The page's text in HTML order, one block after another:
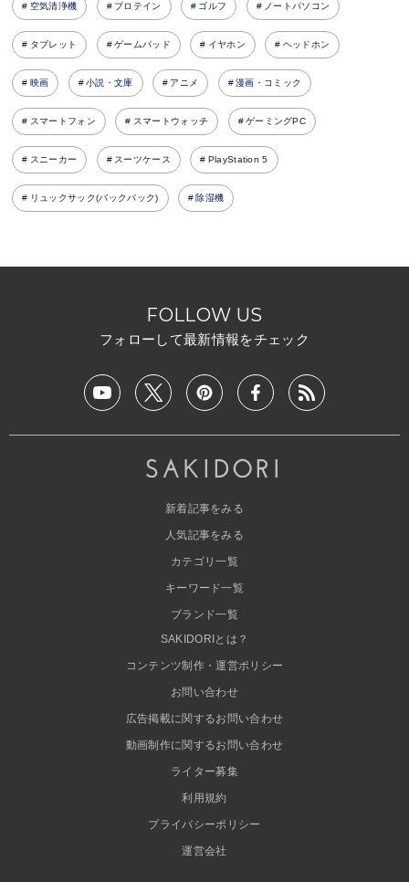
空気清浄機 プロテイン ゴルフ ノートパソコン
タブレット ゲームパッド イヤホン ヘッドホン
映画 小説・文庫 アニメ 漫画・コミック
スマートフォン スマートウォッチ ゲーミングPC
スニーカー スーツケース PlayStation 5
リュックサック(バックパック) 除湿機
FOLLOW US
フォローして最新情報をチェック
新着記事をみる
人気記事をみる
カテゴリ一覧
キーワード一覧
ブランド一覧
SAKIDORIとは？
コンテンツ制作・運営ポリシー
お問い合わせ
広告掲載に関するお問い合わせ
動画制作に関するお問い合わせ
ライター募集
利用規約
プライバシーポリシー
運営会社